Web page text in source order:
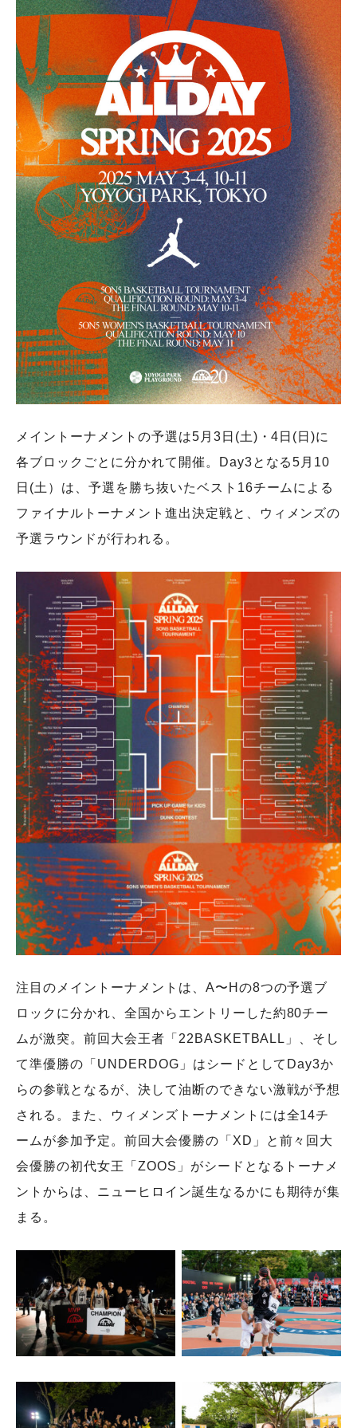
メイントーナメントの予選は5月3日(土)・4日(日)に
各ブロックごとに分かれて開催。Day3となる5月10
日(土）は、予選を勝ち抜いたベスト16チームによる
ファイナルトーナメント進出決定戦と、ウィメンズの
予選ラウンドが行われる。
注目のメイントーナメントは、A〜Hの8つの予選ブ
ロックに分かれ、全国からエントリーした約80チー
ムが激突。前回大会王者「22BASKETBALL」、そし
て準優勝の「UNDERDOG」はシードとしてDay3か
らの参戦となるが、決して油断のできない激戦が予想
される。また、ウィメンズトーナメントには全14チ
ームが参加予定。前回大会優勝の「XD」と前々回大
会優勝の初代女王「ZOOS」がシードとなるトーナメ
ントからは、ニューヒロイン誕生なるかにも期待が集
まる。